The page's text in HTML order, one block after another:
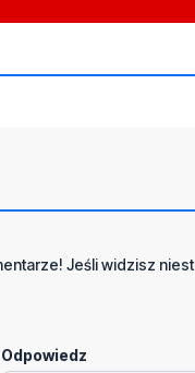
Jeśli widzisz
Odpowiedz